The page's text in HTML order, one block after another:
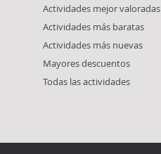
Actividades mejor valoradas
Actividades más baratas
Actividades más nuevas
Mayores descuentos
Todas las actividades